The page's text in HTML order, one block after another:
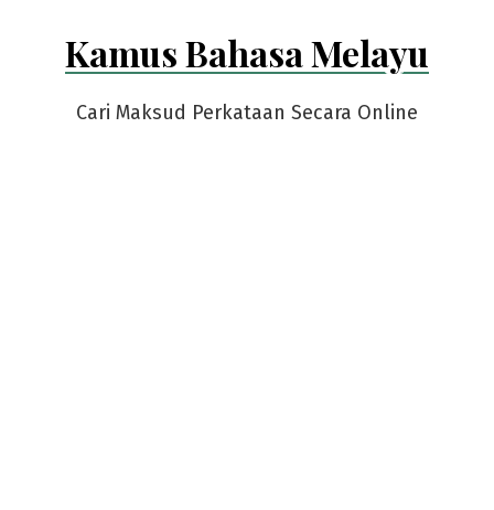
Kamus Bahasa Melayu
Cari Maksud Perkataan Secara Online